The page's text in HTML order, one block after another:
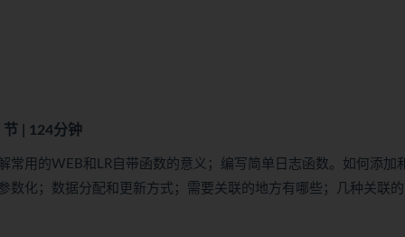
节 | 124分钟
用的WEB和LR自带函数的意义；编写简单日志函数。如何添加
化；数据分配和更新方式；需要关联的地方有哪些；几种关联